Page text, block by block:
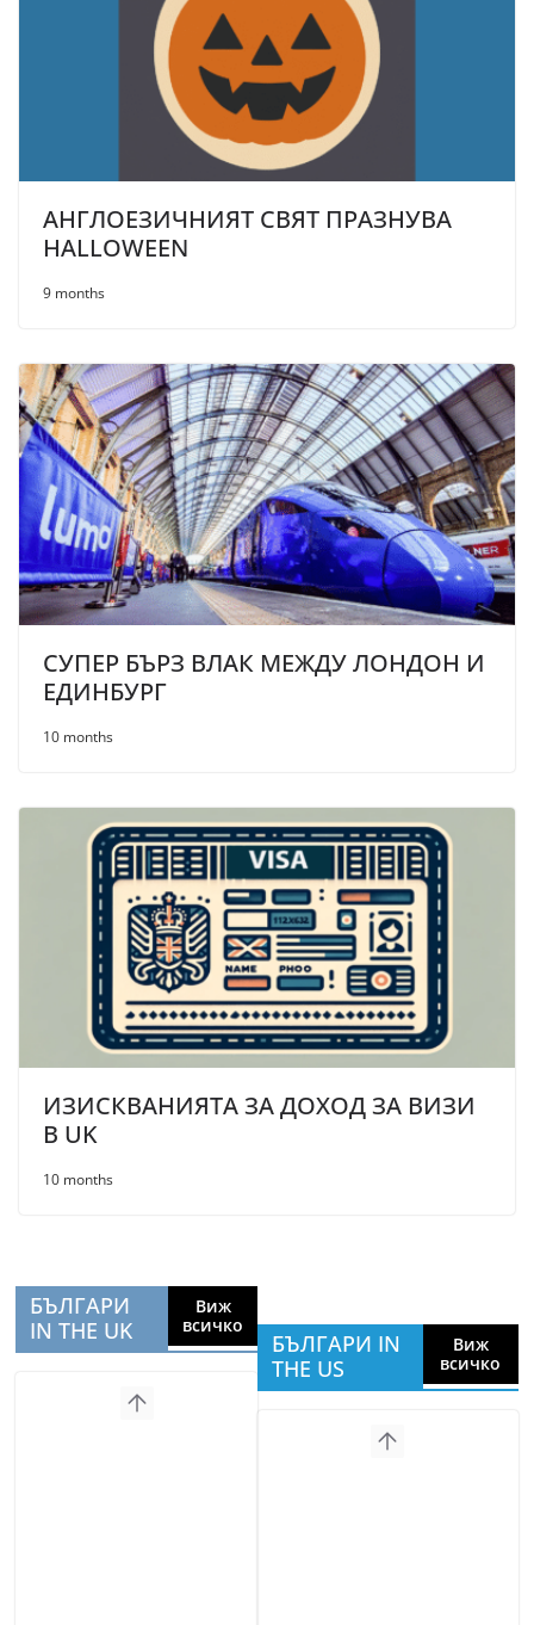
АНГЛОЕЗИЧНИЯТ СВЯТ ПРАЗНУВА
HALLOWEEN
9 months
СУПЕР БЪРЗ ВЛАК МЕЖДУ ЛОНДОН И
ЕДИНБУРГ
10 months
ИЗИСКВАНИЯТА ЗА ДОХОД ЗА ВИЗИ
В UK
10 months
БЪЛГАРИ
IN THE UK
Виж
всичко
БЪЛГАРИ IN
THE US
Виж
всичко